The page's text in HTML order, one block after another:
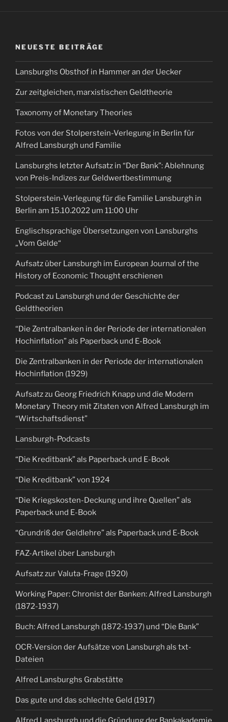
NEUESTE BEITRÄGE
Lansburghs Obsthof in Hammer an der Uecker
Zur zeitgleichen, marxistischen Geldtheorie
Taxonomy of Monetary Theories
Fotos von der Stolperstein-Verlegung in Berlin für
Alfred Lansburgh und Familie
Lansburghs letzter Aufsatz in “Der Bank”: Ablehnung
von Preis-Indizes zur Geldwertbestimmung
Stolperstein-Verlegung für die Familie Lansburgh in
Berlin am 15.10.2022 um 11:00 Uhr
Englischsprachige Übersetzungen von Lansburghs
„Vom Gelde“
Aufsatz über Lansburgh im European Journal of the
History of Economic Thought erschienen
Podcast zu Lansburgh und der Geschichte der
Geldtheorien
“Die Zentralbanken in der Periode der internationalen
Hochinflation” als Paperback und E-Book
Die Zentralbanken in der Periode der internationalen
Hochinflation (1929)
Aufsatz zu Georg Friedrich Knapp und die Modern
Monetary Theory mit Zitaten von Alfred Lansburgh im
“Wirtschaftsdienst”
Lansburgh-Podcasts
“Die Kreditbank” als Paperback und E-Book
“Die Kreditbank” von 1924
“Die Kriegskosten-Deckung und ihre Quellen” als
Paperback und E-Book
“Grundriß der Geldlehre” als Paperback und E-Book
FAZ-Artikel über Lansburgh
Aufsatz zur Valuta-Frage (1920)
Working Paper: Chronist der Banken: Alfred Lansburgh
(1872-1937)
Buch: Alfred Lansburgh (1872-1937) und “Die Bank”
OCR-Version der Aufsätze von Lansburgh als txt-
Dateien
Alfred Lansburghs Grabstätte
Das gute und das schlechte Geld (1917)